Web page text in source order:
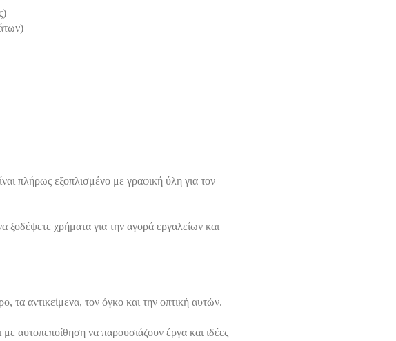
πλήρως εξοπλισμένο με γραφική ύλη για τον
χρήματα για την αγορά εργαλείων και
τα αντικείμενα, τον όγκο και την οπτική αυτών.
αυτοπεποίθηση να παρουσιάζουν έργα και ιδέες